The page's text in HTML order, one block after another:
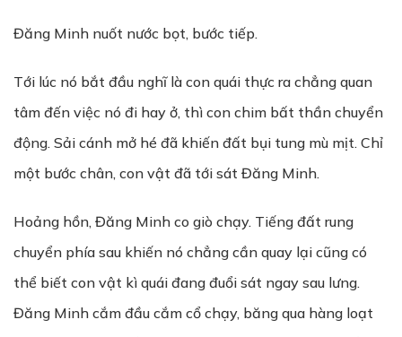
Đăng Minh nuốt nước bọt, bước tiếp.
Tới lúc nó bắt đầu nghĩ là con quái thực ra chẳng quan
tâm đến việc nó đi hay ở, thì con chim bất thần chuyển
động. Sải cánh mở hé đã khiến đất bụi tung mù mịt. Chỉ
một bước chân, con vật đã tới sát Đăng Minh.
Hoảng hồn, Đăng Minh co giò chạy. Tiếng đất rung
chuyển phía sau khiến nó chẳng cần quay lại cũng có
thể biết con vật kì quái đang đuổi sát ngay sau lưng.
Đăng Minh cắm đầu cắm cổ chạy, băng qua hàng loạt